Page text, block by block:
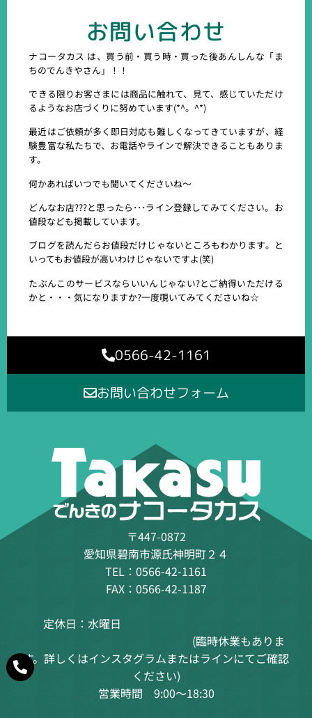
お問い合わせ
ナコータカス は、買う前・買う時・買った後あんしんな「ま
ちのでんきやさん」！！
できる限りお客さまには商品に触れて、見て、感じていただけ
るようなお店づくりに努めています(*^。^*)
最近はご依頼が多く即日対応も難しくなってきていますが、経
験豊富な私たちで、お電話やラインで解決できることもありま
す。
何かあればいつでも聞いてくださいね～
どんなお店???と思ったら･･･ライン登録してみてください。お
値段なども掲載しています。
ブログを読んだらお値段だけじゃないところもわかります。と
いってもお値段が高いわけじゃないですよ(笑)
たぶんこのサービスならいいんじゃない?とご納得いただける
かと・・・気になりますか?一度覗いてみてくださいね☆
0566-42-1161
お問い合わせフォーム
〒447-0872
愛知県碧南市源氏神明町２４
TEL：0566-42-1161
FAX：0566-42-1187
定休日：水曜日
(臨時休業もありま
す。詳しくはインスタグラムまたはラインにてご確認
ください)
営業時間 9:00～18:30